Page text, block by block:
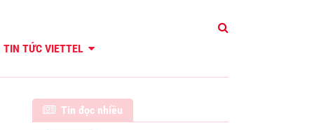
TIN TỨC VIETTEL
Tin đọc nhiều